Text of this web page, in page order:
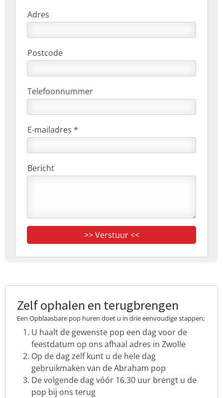
Adres
Postcode
Telefoonnummer
E-mailadres *
Bericht
>> Verstuur <<
Zelf ophalen en terugbrengen
Een Opblaasbare pop huren doet u in drie eenvoudige stappen;
U haalt de gewenste pop een dag voor de
feestdatum op ons afhaal adres in Zwolle
Op de dag zelf kunt u de hele dag
gebruikmaken van de Abraham pop
De volgende dag vóór 16.30 uur brengt u de
pop bij ons terug